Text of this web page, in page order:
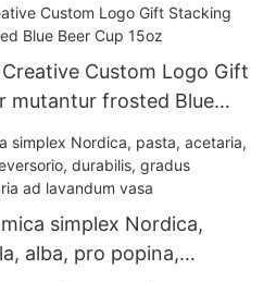
Custom Logo Gift
mutantur frosted Blue
simplex Nordica,
alba, pro popina,